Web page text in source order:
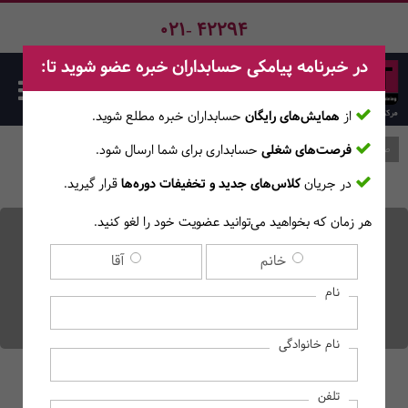
021- 42294
تحلیل تکنیکال چیست و
چگونه باید از آن استفاده
کنیم؟
صفحه اصلی وبلاگ
در خبرنامه پیامکی حسابداران خبره عضو شوید تا:
از همایش‌های رایگان حسابداران خبره مطلع ‎شوید.
فرصت‌های شغلی حسابداری برای شما ارسال شود.
در جریانکلاس‌های جدید و تخفیفات دوره‌هاقرار گیرید.
هر زمان که بخواهید می‌توانید عضویت خود را لغو کنید.
خانم آقا
نام
نام خانوادگی
تلفن